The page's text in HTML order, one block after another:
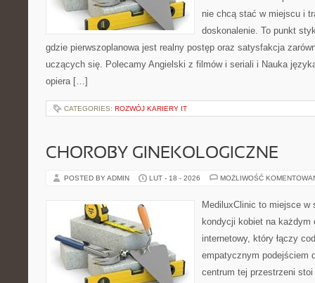
nie chcą stać w miejscu i
doskonalenie. To punkt
gdzie pierwszoplanowa jest realny postęp oraz satysfakcja
uczących się. Polecamy Angielski z filmów i seriali i Nauka
opiera […]
CATEGORIES: ROZWÓJ KARIERY IT
CHOROBY GINEKOLOGICZNE
POSTED BY ADMIN LUT - 18 - 2026 MOŻLIWOŚĆ
MediluxClinic to miejsce
kondycji kobiet na każdym
internetowy, który łączy
empatycznym podejściem
centrum tej przestrzeni